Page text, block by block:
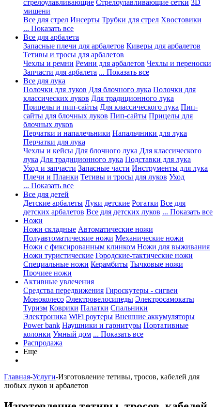
стрелоулавливающие Стрелоулавливающие сетки 3D
мишени
Все для стрел Инсерты Трубки для стрел Хвостовики
... Показать все
Все для арбалета
Запасные плечи для арбалетов Киверы для арбалетов
Тетивы и тросы для арбалетов
Чехлы и ремни Ремни для арбалетов Чехлы и переноски
Запчасти для арбалета ... Показать все
Все для лука
Полочки для луков Для блочного лука Полочки для
классических луков Для традиционного лука
Прицелы и пип-сайты Для классического лука Пип-
сайты для блочных луков Пип-сайты Прицелы для
блочных луков
Перчатки и напалечьники Напальчники для лука
Перчатки для лука
Чехлы и кейсы Для блочного лука Для классического
лука Для традиционного лука Подставки для лука
Уход и запчасти Запасные части Инструменты для лука
Плечи и Планки Тетивы и тросы для луков Уход
... Показать все
Все для детей
Детские арбалеты Луки детские Рогатки Все для
детских арбалетов Все для детских луков ... Показать все
Ножи
Ножи складные Автоматические ножи
Полуавтоматические ножи Механические ножи
Ножи с фиксированным клинком Ножи для выживания
Ножи туристические Городские-тактические ножи
Специальные ножи Керамбиты Тычковые ножи
Прочиее ножи
Активные увлечения
Средства передвижения Гироскутеры - сигвеи
Моноколесо Электровелосипеды Электросамокаты
Туризм Коврики Палатки Спальники
Электроника WiFi роутеры Внешние аккумуляторы
Power bank Наушники и гарнитуры Портативные
колонки Умный дом ... Показать все
Распродажа
Еще
Главная-Услуги-Изготовление тетивы, тросов, кабелей для
любых луков и арбалетов